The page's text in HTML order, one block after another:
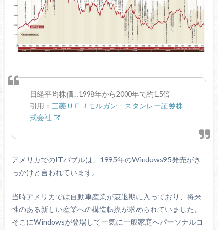
日経平均株価…1998年から2000年で約1.5倍
引用： 三菱ＵＦＪモルガン・スタンレー証券株
式会社
アメリカでのITバブルは、1995年のWindows95発売がき
っかけと言われています。
当時アメリカでは自動車産業が衰退期に入っており、将来
性のある新しい産業への構造転換が求められていました。
そこにWindowsが登場して一気に一般家庭へパーソナルコ